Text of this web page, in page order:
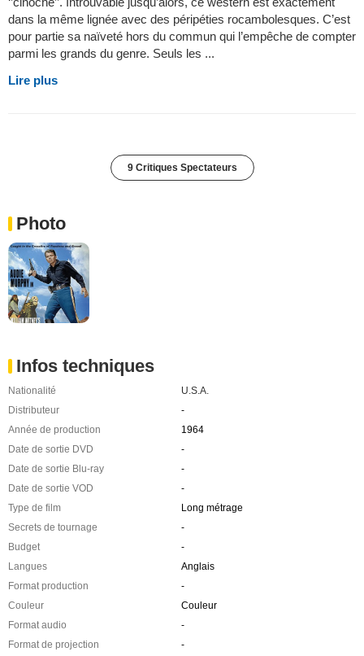
dans la même lignée avec des péripéties rocambolesques. C’est
pour partie sa naïveté hors du commun qui l’empêche de compter
parmi les grands du genre. Seuls les ...
Lire plus
9 Critiques Spectateurs
Photo
Infos techniques
Nationalité
U.S.A.
Distributeur
-
Année de production
1964
Date de sortie DVD
-
Date de sortie Blu-ray
-
Date de sortie VOD
-
Type de film
Long métrage
Secrets de tournage
-
Budget
-
Langues
Anglais
Format production
-
Couleur
Couleur
Format audio
-
Format de projection
-